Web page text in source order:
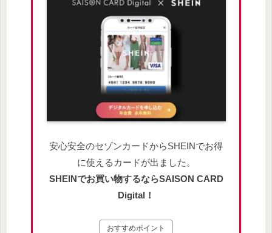
安心安全のセゾンカードからSHEINでお得
に使えるカードが出ました。
SHEINでお買い物するならSAISON CARD
Digital！
おすすめポイント